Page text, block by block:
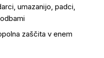
umazanijo, padci,
zaščita v enem